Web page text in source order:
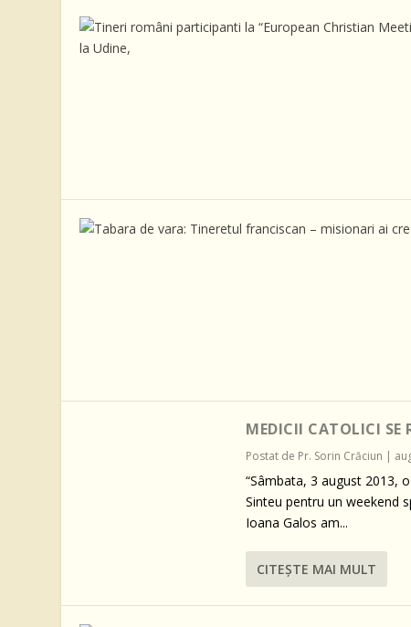
MEDICII CATOLICI SE
Postat de Pr. Sorin Crăciun |
“Sâmbata, 3 august 2013,
Sinteu pentru un weekend
Ioana Galos am...
CITEŞTE MAI MULT